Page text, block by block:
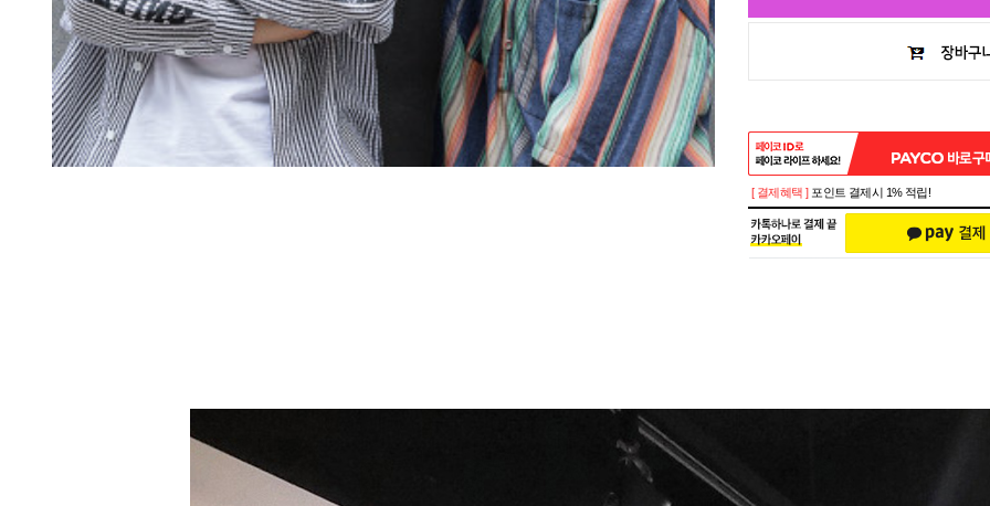
[ 결제혜택 ] 포인트 결제시 1% 적립!